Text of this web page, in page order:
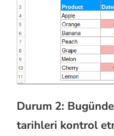
Durum 2:
tarihleri kontrol